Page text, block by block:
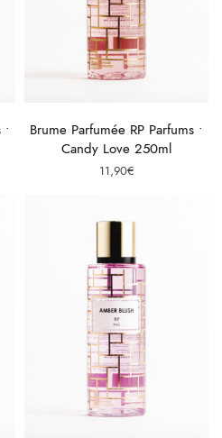
Ajouter au panier
Brume Parfumée RP Parfums •
Candy Love 250ml
11,90€